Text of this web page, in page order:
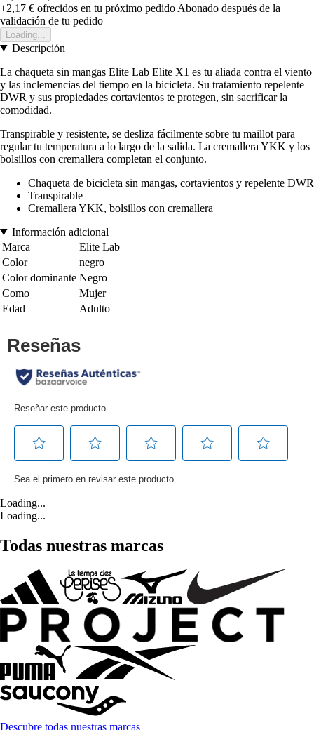
+2,17 € ofrecidos en tu próximo pedido Abonado después de la
validación de tu pedido
Loading...
Descripción
La chaqueta sin mangas Elite Lab Elite X1 es tu aliada contra el viento
y las inclemencias del tiempo en la bicicleta. Su tratamiento repelente
DWR y sus propiedades cortavientos te protegen, sin sacrificar la
comodidad.
Transpirable y resistente, se desliza fácilmente sobre tu maillot para
regular tu temperatura a lo largo de la salida. La cremallera YKK y los
bolsillos con cremallera completan el conjunto.
Chaqueta de bicicleta sin mangas, cortavientos y repelente DWR
Transpirable
Cremallera YKK, bolsillos con cremallera
Información adicional
Marca
Elite Lab
Color
negro
Color dominante Negro
Como
Mujer
Edad
Adulto
Loading...
Loading...
Todas nuestras marcas
Descubre todas nuestras marcas